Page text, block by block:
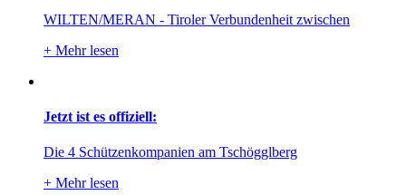
WILTEN/MERAN - Tiroler Verbundenheit zwischen
+ Mehr lesen
Jetzt ist es offiziell:
Die 4 Schützenkompanien am Tschögglberg
+ Mehr lesen